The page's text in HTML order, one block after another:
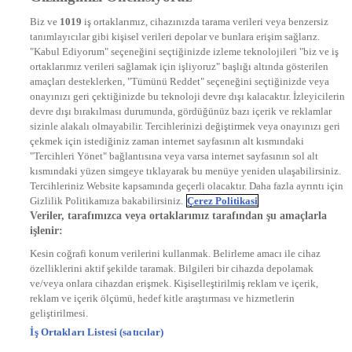
STAR
EURO STAR
KRAL POP TV
DYG Radyolar
NTV RADYO
KRAL FM
KRAL POP
EKSEN
VOYAGE
DYG Dijital
ntv.com.tr
ntvspor.net
secim.ntv.com.tr
startv.com.tr
kralmuzik.com.tr
Biz ve 1019 iş ortaklarımız, cihazınızda tarama verileri veya benzersiz
tanımlayıcılar gibi kişisel verileri depolar ve bunlara erişim sağlarız.
"Kabul Ediyorum" seçeneğini seçtiğinizde izleme teknolojileri "biz ve iş
ortaklarımız verileri sağlamak için işliyoruz" başlığı altında gösterilen
amaçları desteklerken, "Tümünü Reddet" seçeneğini seçtiğinizde veya
onayınızı geri çektiğinizde bu teknoloji devre dışı kalacaktır. İzleyicilerin
devre dışı bırakılması durumunda, gördüğünüz bazı içerik ve reklamlar
sizinle alakalı olmayabilir. Tercihlerinizi değiştirmek veya onayınızı geri
çekmek için istediğiniz zaman internet sayfasının alt kısmındaki
"Tercihleri Yönet" bağlantısına veya varsa internet sayfasının sol alt
kısmındaki yüzen simgeye tıklayarak bu menüye yeniden ulaşabilirsiniz.
Tercihleriniz Website kapsamında geçerli olacaktır. Daha fazla ayrıntı için
Gizlilik Politikamıza bakabilirsiniz. Çerez Politikasi
Veriler, tarafımızca veya ortaklarımız tarafından şu amaçlarla
işlenir:
Kesin coğrafi konum verilerini kullanmak. Belirleme amacı ile cihaz
özelliklerini aktif şekilde taramak. Bilgileri bir cihazda depolamak
ve/veya onlara cihazdan erişmek. Kişiselleştirilmiş reklam ve içerik,
reklam ve içerik ölçümü, hedef kitle araştırması ve hizmetlerin
geliştirilmesi.
İş Ortakları Listesi (satıcılar)